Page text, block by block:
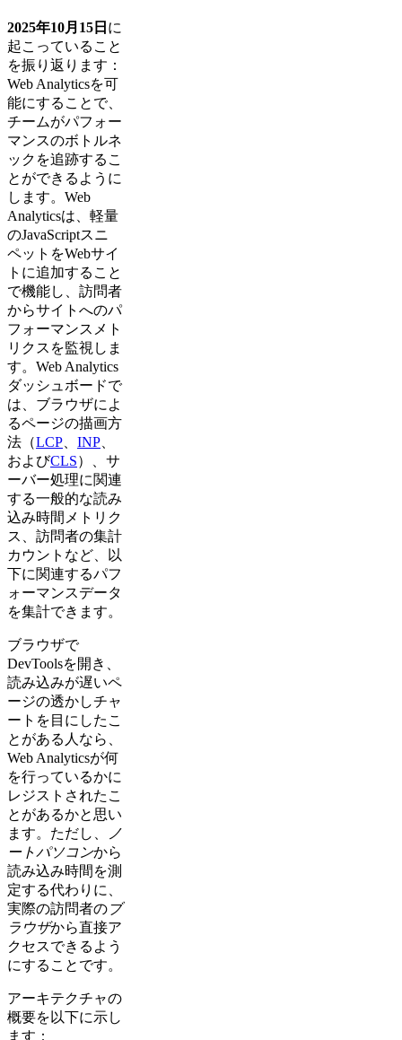
2025年10月15日 に
起こっていること
を振り返ります：
Web Analyticsを可
能にすることで、
チームがパフォー
マンスのボトルネ
ックを追跡するこ
とができるように
します。Web
Analyticsは、軽量
のJavaScriptスニ
ペットをWebサイ
トに追加すること
で機能し、訪問者
からサイトへのパ
フォーマンスメト
リクスを監視しま
す。Web Analytics
ダッシュボードで
は、ブラウザによ
るページの描画方
法（LCP、 INP、
およびCLS）、サ
ーバー処理に関連
する一般的な読み
込み時間メトリク
ス、訪問者の集計
カウントなど、以
下に関連するパフ
ォーマンスデータ
を集計できます。
ブラウザで
DevToolsを開き、
読み込みが遅いペ
ージの透かしチャ
ートを目にしたこ
とがある人なら、
Web Analyticsが何
を行っているかに
レジストされたこ
とがあるかと思い
ます。ただし、
ノ
ートパソコンから
読み込み時間を測
定する代わりに、
実際の訪問者のブ
ラウザから直接ア
クセスできるよう
にすることです。
アーキテクチャの
概要を以下に示し
ます：